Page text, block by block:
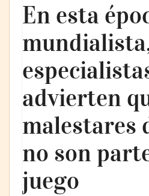
En esta
advierten
malestares
no son
juego